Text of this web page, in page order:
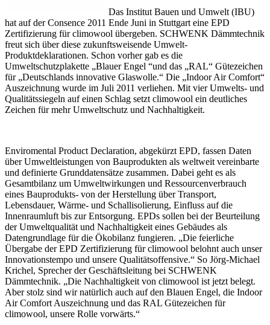
Das Institut Bauen und Umwelt (IBU)
hat auf der Consence 2011 Ende Juni in Stuttgart eine EPD
Zertifizierung für climowool übergeben. SCHWENK Dämmtechnik
freut sich über diese zukunftsweisende Umwelt-
Produktdeklarationen. Schon vorher gab es die
Umweltschutzplakette „Blauer Engel “und das „RAL“ Gütezeichen
für „Deutschlands innovative Glaswolle.“ Die „Indoor Air Comfort“
Auszeichnung wurde im Juli 2011 verliehen. Mit vier Umwelts- und
Qualitätssiegeln auf einen Schlag setzt climowool ein deutliches
Zeichen für mehr Umweltschutz und Nachhaltigkeit.
Enviromental Product Declaration, abgekürzt EPD, fassen Daten
über Umweltleistungen von Bauprodukten als weltweit vereinbarte
und definierte Grunddatensätze zusammen. Dabei geht es als
Gesamtbilanz um Umweltwirkungen und Ressourcenverbrauch
eines Bauprodukts- von der Herstellung über Transport,
Lebensdauer, Wärme- und Schallisolierung, Einfluss auf die
Innenraumluft bis zur Entsorgung. EPDs sollen bei der Beurteilung
der Umweltqualität und Nachhaltigkeit eines Gebäudes als
Datengrundlage für die Ökobilanz fungieren. „Die feierliche
Übergabe der EPD Zertifizierung für climowool belohnt auch unser
Innovationstempo und unsere Qualitätsoffensive.“ So Jörg-Michael
Krichel, Sprecher der Geschäftsleitung bei SCHWENK
Dämmtechnik. „Die Nachhaltigkeit von climowool ist jetzt belegt.
Aber stolz sind wir natürlich auch auf den Blauen Engel, die Indoor
Air Comfort Auszeichnung und das RAL Gütezeichen für
climowool, unsere Rolle vorwärts.“